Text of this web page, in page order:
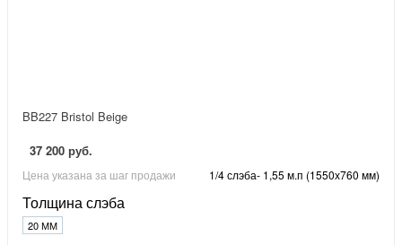
BB227 Bristol Beige
37 200 руб.
Цена указана за шаг продажи 1/4 слэба- 1,55 м.п (1550х760 мм)
Толщина слэба
20 ММ